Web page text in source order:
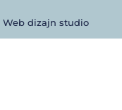
Web dizajn studio